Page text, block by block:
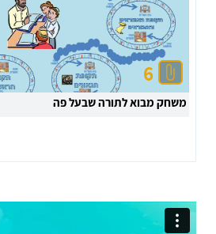
6
משחק מבוא לתורה שבעל פה